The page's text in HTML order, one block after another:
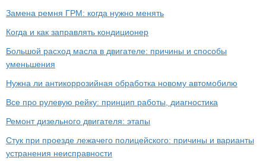
Замена ремня ГРМ: когда нужно менять
Когда и как заправлять кондиционер
Большой расход масла в двигателе: причины и способы
уменьшения
Нужна ли антикоррозийная обработка новому автомобилю
Все про рулевую рейку: принцип работы, диагностика
Ремонт дизельного двигателя: этапы
Стук при проезде лежачего полицейского: причины и варианты
устранения неисправности